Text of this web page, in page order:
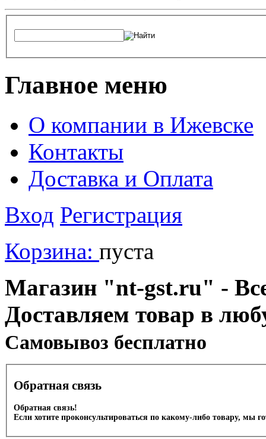
Главное меню
О компании в Ижевске
Контакты
Доставка и Оплата
Вход Регистрация
Корзина: пуста
Магазин "nt-gst.ru" -
Доставляем товар в
Cамовывоз бесплатно
Обратная связь
Обратная связь!
Если хотите проконсультироваться по какому-либо товару, мы